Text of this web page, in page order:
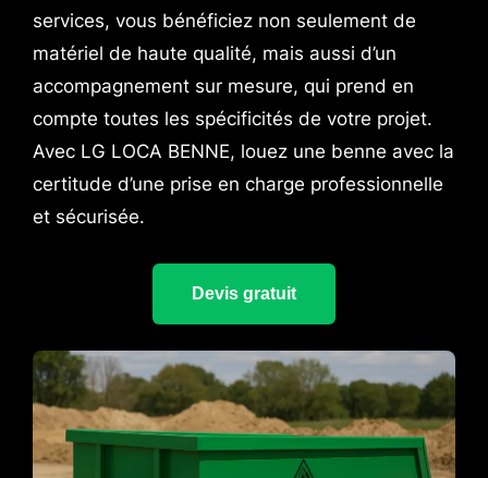
services, vous bénéficiez non seulement de
matériel de haute qualité, mais aussi d’un
accompagnement sur mesure, qui prend en
compte toutes les spécificités de votre projet.
Avec LG LOCA BENNE, louez une benne avec la
certitude d’une prise en charge professionnelle
et sécurisée.
Devis gratuit